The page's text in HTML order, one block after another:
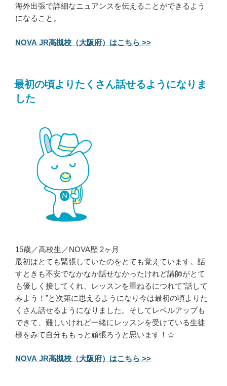
海外出張で詳細なニュアンスを伝えることができるよう
になること。
NOVA JR高槻校（大阪府）はこちら >>
最初の頃よりたくさん話せるようになりま
した
15歳／高校生／NOVA歴 2ヶ月
最初はとても緊張していたのをとても覚えています。話
すときも不安でなかなか話せなかったけれど講師がとて
も優しく接してくれ、レッスンを重ねるにつれて”話して
みよう！”と次第に思えるようになり今は最初の頃よりた
くさん話せるようになりました。そしてレベルアップも
できて、難しいけれど一緒にレッスンを受けている生徒
様をみて自分ももっと頑張ろうと思います！☆
NOVA JR高槻校（大阪府）はこちら >>